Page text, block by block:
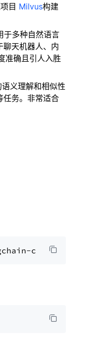
目 Milvus构建
于多种自然语言
聊天机器人、内
准确且引人入胜
义理解和相似性
任务。非常适合